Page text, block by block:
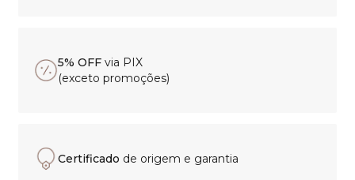
5% OFF via PIX
(exceto promoções)
Certificado de origem e garantia